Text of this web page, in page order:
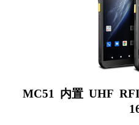
MC51 内置 UHF